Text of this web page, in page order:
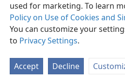
used for marketing. To learn
Policy on Use of Cookies and
You can customize your
to Privacy Settings.
Accept Decline